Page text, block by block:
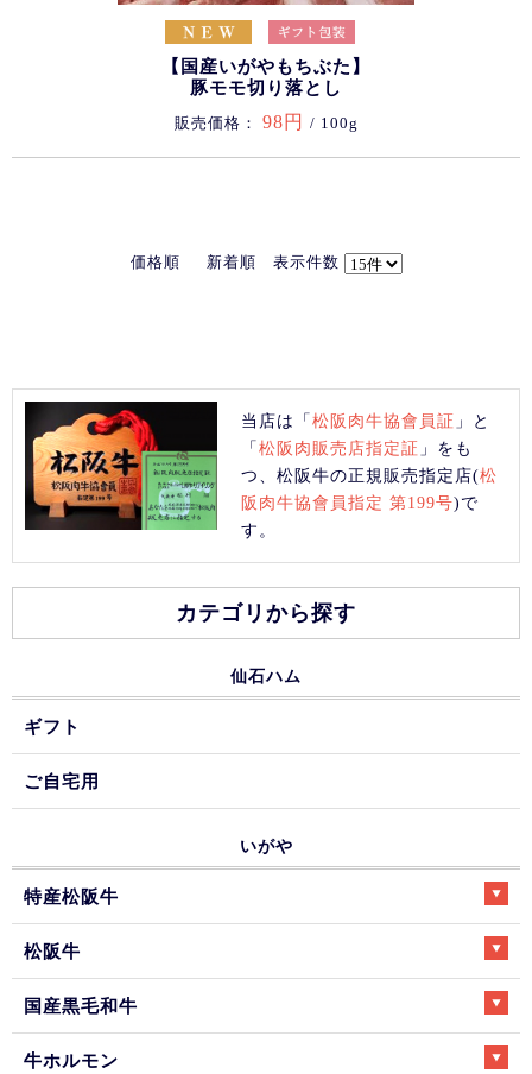
【国産いがやもちぶた】
豚モモ切り落とし
販売価格： 98円 / 100g
価格順 新着順 表示件数
当店は「松阪肉牛協會員証 」と
「松阪肉販売店指定証 」をも
つ、松阪牛の正規販売指定店(松
阪肉牛協會員指定 第199号)で
す。
カテゴリから探す
仙石ハム
ギフト
ご自宅用
いがや
特産松阪牛
松阪牛
国産黒毛和牛
牛ホルモン